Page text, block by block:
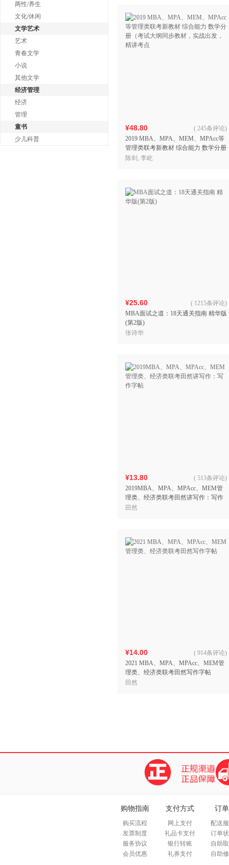
两性/养生
文化/休闲
文学艺术
艺术
青春文学
小说
其他文学
经济管理
经济
管理
童书
少儿科普
¥48.80
2019 MBA、MPA、MEM、MPAcc等
管理类联考新教材 综合能力 数学分册
（考试大纲同步教材，实战出发，精
( 245条评论)
陈剑, 李屹
¥25.60
MBA面试之道：18天通关指南 精华版
(第2版)
( 1215条评论)
张诗华
¥13.80
2019MBA、MPA、MPAcc、MEM管
理类、经济类联考田然讲写作：写作
字帖
( 513条评论)
田然
¥14.00
2021 MBA、MPA、MPAcc、MEM管
理类、经济类联考田然写作字帖
( 914条评论)
田然
购物指南
购买流程
发票制度
服务协议
会员优惠
支付方式
网上支付
礼品卡支付
银行转账
礼券支付
订
配送
订单
自助
自助